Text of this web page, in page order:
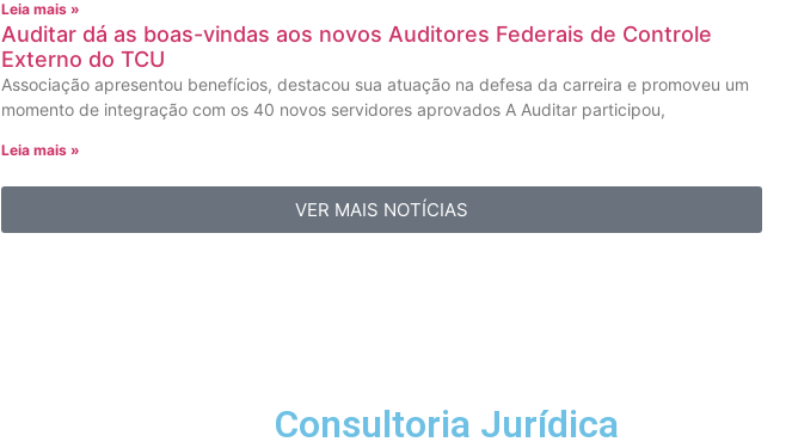
Leia mais »
Auditar dá as boas-vindas aos novos Auditores Federais de Controle
Externo do TCU
Associação apresentou benefícios, destacou sua atuação na defesa da carreira e promoveu um
momento de integração com os 40 novos servidores aprovados A Auditar participou,
Leia mais »
VER MAIS NOTÍCIAS
Consultoria Jurídica